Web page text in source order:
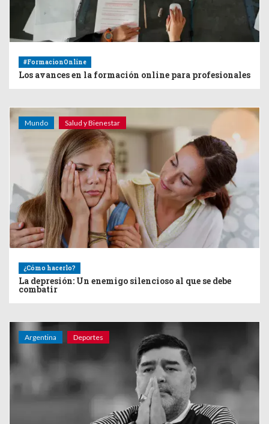
#FormacionOnline
Los avances en la formación online para profesionales
Mundo Salud y Bienestar
¿Cómo hacerlo?
La depresión: Un enemigo silencioso al que se debe
combatir
Argentina Deportes